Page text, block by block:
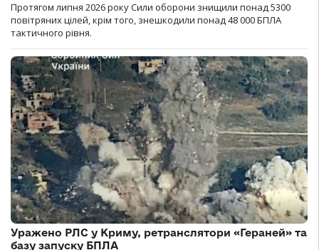
Протягом липня 2026 року Cили оборони знищили понад 5300
повітряних цілей, крім того, знешкодили понад 48 000 БПЛА
тактичного рівня.
Уражено РЛС у Криму, ретранслятори «Гераней» та
базу запуску БПЛА